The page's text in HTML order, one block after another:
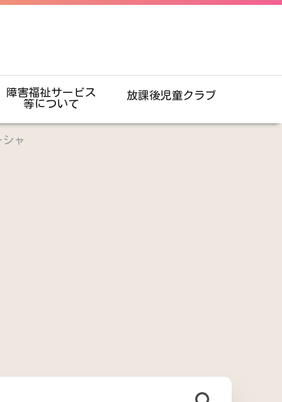
障害福祉サービス
等について
放課後児童クラブ
ャ